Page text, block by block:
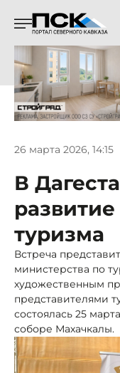
26 марта 2026, 14:15
В
туризма
Встреча
министерства по
художественным
представителями
состоялась 25
соборе Махачкалы.